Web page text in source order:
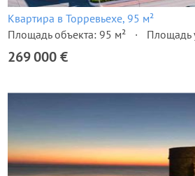
Квартира в Торревьехе, 95 м²
Площадь объекта: 95 м²
Площадь
269 000 €